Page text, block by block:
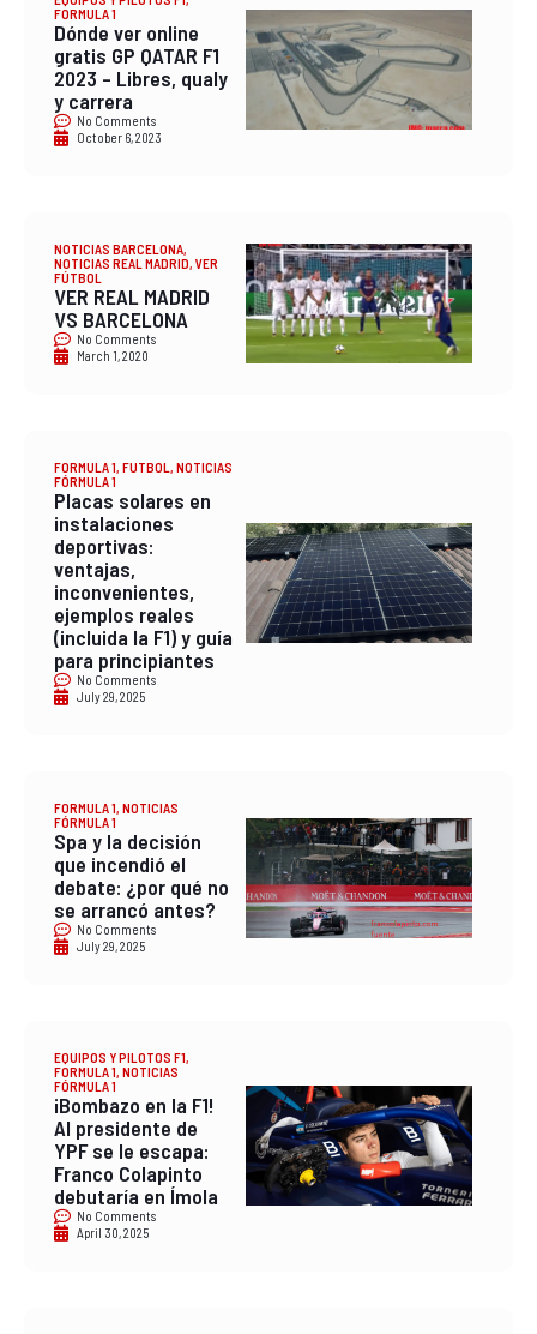
FORMULA 1
Dónde ver online
gratis GP QATAR F1
2023 – Libres, qualy
y carrera
No Comments
October 6, 2023
NOTICIAS BARCELONA,
NOTICIAS REAL MADRID, VER
FÚTBOL
VER REAL MADRID
VS BARCELONA
No Comments
March 1, 2020
FORMULA 1, FUTBOL, NOTICIAS
FÓRMULA 1
Placas solares en
instalaciones
deportivas:
ventajas,
inconvenientes,
ejemplos reales
(incluida la F1) y guía
para principiantes
No Comments
July 29, 2025
FORMULA 1, NOTICIAS
FÓRMULA 1
Spa y la decisión
que incendió el
debate: ¿por qué no
se arrancó antes?
No Comments
July 29, 2025
EQUIPOS Y PILOTOS F1,
FORMULA 1, NOTICIAS
FÓRMULA 1
¡Bombazo en la F1!
Al presidente de
YPF se le escapa:
Franco Colapinto
debutaría en Ímola
No Comments
April 30, 2025